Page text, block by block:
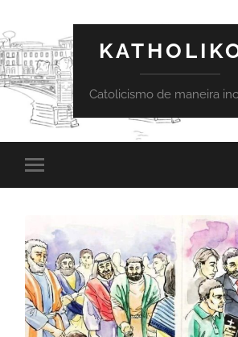
Catolicismo de maneira
Toggle
mobile